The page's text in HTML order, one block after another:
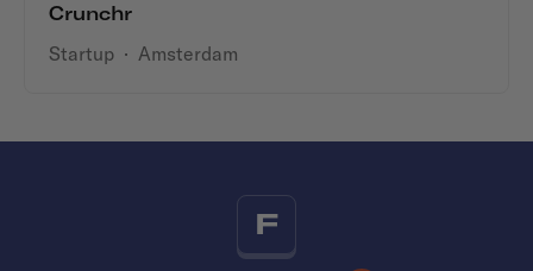
Crunchr
Startup · Amsterdam
F